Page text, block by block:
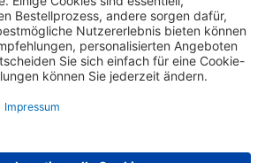
Sie uns auch auf
sich ausschließlich an Industrie, Handel, Gewerbe und